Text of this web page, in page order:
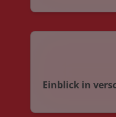
Einblick in